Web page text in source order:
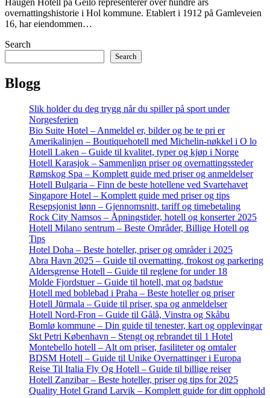
Haugen Hotell på Geilo representerer over hundre års
overnattingshistorie i Hol kommune. Etablert i 1912 på Gamleveien
16, har eiendommen…
Search
Search
Blogg
Slik holder du deg trygg når du spiller på sport under
Norgesferien
Bio Suite Hotel – Anmeldel er, bilder og be te pri er
Amerikalinjen – Boutiquehotell med Michelin-nøkkel i O lo
Hotell Laken – Guide til kvalitet, typer og kjøp i Norge
Hotell Karasjok – Sammenlign priser og overnattingssteder
Rømskog Spa – Komplett guide med priser og anmeldelser
Hotell Bulgaria – Finn de beste hotellene ved Svartehavet
Singapore Hotel – Komplett guide med priser og tips
Resepsjonist lønn – Gjennomsnitt, tariff og timebetaling
Rock City Namsos – Åpningstider, hotell og konserter 2025
Hotell Milano sentrum – Beste Områder, Billige Hotell og
Tips
Hotel Doha – Beste hoteller, priser og områder i 2025
Abra Havn 2025 – Guide til overnatting, frokost og parkering
Aldersgrense Hotell – Guide til reglene for under 18
Molde Fjordstuer – Guide til hotell, mat og badstue
Hotell med boblebad i Praha – Beste hoteller og priser
Hotell Jūrmala – Guide til priser, spa og anmeldelser
Hotell Nord-Fron – Guide til Gålå, Vinstra og Skåbu
Bomlø kommune – Din guide til tenester, kart og opplevingar
Skt Petri København – Stengt og rebrandet til 1 Hotel
Montebello hotell – Alt om priser, fasiliteter og omtaler
BDSM Hotell – Guide til Unike Overnattinger i Europa
Reise Til Italia Fly Og Hotell – Guide til billige reiser
Hotell Zanzibar – Beste hoteller, priser og tips for 2025
Quality Hotel Grand Larvik – Komplett guide for ditt opphold